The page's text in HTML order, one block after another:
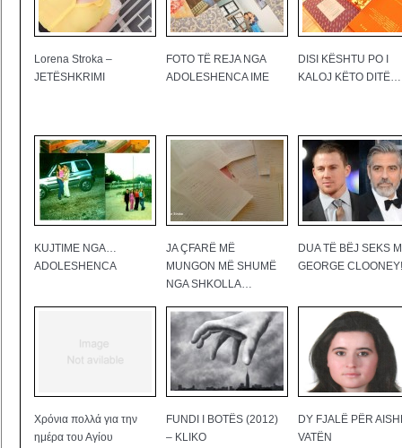
Lorena Stroka –
JETËSHKRIMI
FOTO TË REJA NGA
ADOLESHENCA IME
DISI KËSHTU PO I
KALOJ KËTO DITË…
KUJTIME NGA…
ADOLESHENCA
JA ÇFARË MË
MUNGON MË SHUMË
NGA SHKOLLA…
DUA TË BËJ SEKS
GEORGE CLOONEY!
Χρόνια πολλά για την
ημέρα του Αγίου
FUNDI I BOTËS (2012)
– KLIKO
DY FJALË PËR
VATËN